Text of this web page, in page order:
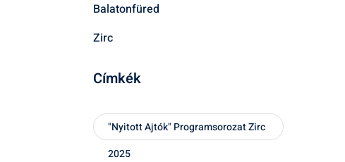
Balatonfüred
Zirc
Címkék
"Nyitott Ajtók" Programsorozat Zirc
2025